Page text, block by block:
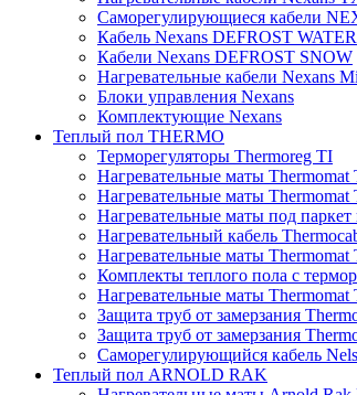
Саморегулирующиеся кабели
Кабель Nexans DEFROST WATER
Кабели Nexans DEFROST SNOW
Нагревательные кабели Nexans
Блоки управления Nexans
Комплектующие Nexans
Теплый пол THERMO
Терморегуляторы Thermoreg TI
Нагревательные маты
Нагревательные маты
Нагревательные маты под
Нагревательный кабель
Нагревательные маты
Комплекты теплого пола с
Нагревательные маты
Защита труб от замерзания
Защита труб от замерзания
Саморегулирующийся кабель
Теплый пол ARNOLD RAK